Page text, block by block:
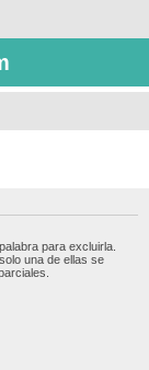
para excluirla.
una de ellas se